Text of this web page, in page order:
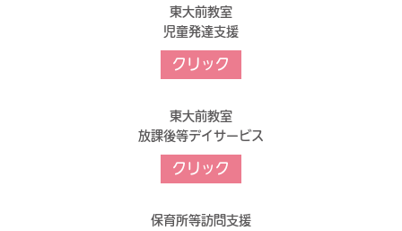
東大前教室
児童発達支援
クリック
東大前教室
放課後等デイサービス
クリック
保育所等訪問支援